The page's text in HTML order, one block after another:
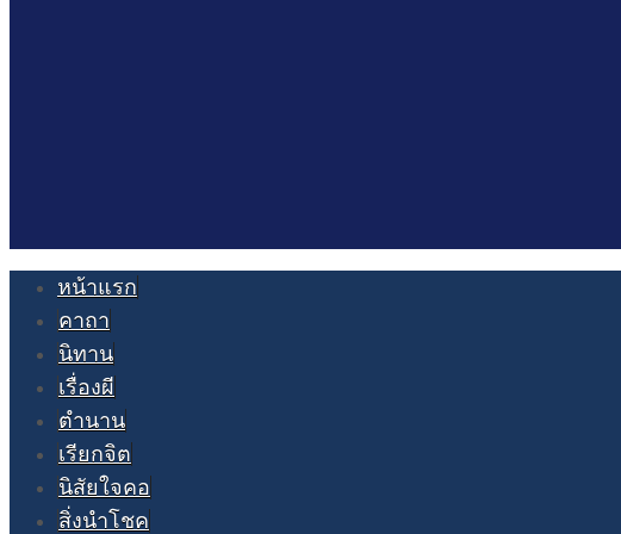
หน้าแรก
คาถา
นิทาน
เรื่องผี
ตำนาน
เรียกจิต
นิสัยใจคอ
สิ่งนำโชค